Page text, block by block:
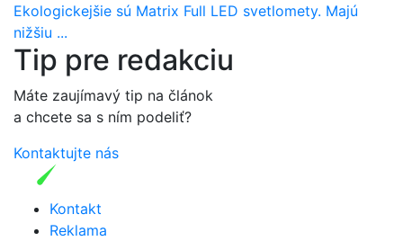
Ekologickejšie sú Matrix Full LED svetlomety. Majú
nižšiu ...
Tip pre redakciu
Máte zaujímavý tip na článok
a chcete sa s ním podeliť?
Kontaktujte nás
Kontakt
Reklama